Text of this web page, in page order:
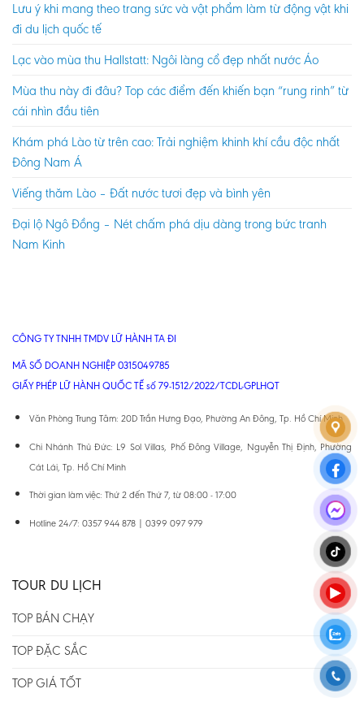
Lưu ý khi mang theo trang sức và vật phẩm làm từ động vật khi
đi du lịch quốc tế
Lạc vào mùa thu Hallstatt: Ngôi làng cổ đẹp nhất nước Áo
Mùa thu này đi đâu? Top các điểm đến khiến bạn “rung rinh” từ
cái nhìn đầu tiên
Khám phá Lào từ trên cao: Trải nghiệm khinh khí cầu độc nhất
Đông Nam Á
Viếng thăm Lào – Đất nước tươi đẹp và bình yên
Đại lộ Ngô Đồng – Nét chấm phá dịu dàng trong bức tranh
Nam Kinh
CÔNG TY TNHH TMDV LỮ HÀNH TA ĐI
MÃ SỐ DOANH NGHIỆP 0315049785
GIẤY PHÉP LỮ HÀNH QUỐC TẾ số 79-1512/2022/TCDL-GPLHQT
Văn Phòng Trung Tâm: 20D Trần Hưng Đạo, Phường An Đông, Tp. Hồ Chí Minh
Chi Nhánh Thủ Đức: L9 Sol Villas, Phố Đông Village, Nguyễn Thị Định, Phường
Cát Lái, Tp. Hồ Chí Minh
Thời gian làm việc: Thứ 2 đến Thứ 7, từ 08:00 - 17:00
Hotline 24/7: 0357 944 878 | 0399 097 979
TOUR DU LỊCH
TOP BÁN CHẠY
TOP ĐẶC SẮC
TOP GIÁ TỐT